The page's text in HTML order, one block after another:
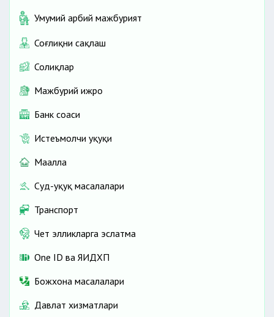
Умумий ҳарбий мажбурият
Соғлиқни сақлаш
Солиқлар
Мажбурий ижро
Банк соҳаси
Истеъмолчи ҳуқуқи
Маҳалла
Суд-ҳуқуқ масалалари
Транспорт
Чет элликларга эслатма
One ID ва ЯИДХП
Божхона масалалари
Давлат хизматлари